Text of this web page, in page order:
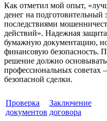
Как отметил мой опыт,
денег на подготовительный
последствиями
действий». Надежная
бумажную документацию,
финансовую безопасность.
решение должно
профессиональных советах
безопасной сделки.
Проверка
документов
Заключение
договора